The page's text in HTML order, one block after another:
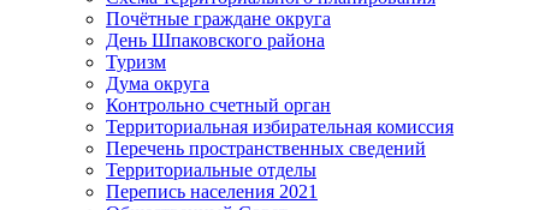
Почётные граждане округа
День Шпаковского района
Туризм
Дума округа
Контрольно счетный орган
Территориальная избирательная комиссия
Перечень пространственных сведений
Территориальные отделы
Перепись населения 2021